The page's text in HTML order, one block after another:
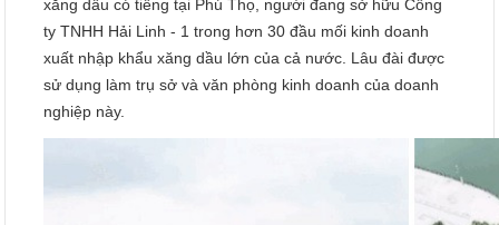
xăng dầu có tiếng tại Phú Thọ, người đang sở hữu Công
ty TNHH Hải Linh - 1 trong hơn 30 đầu mối kinh doanh
xuất nhập khẩu xăng dầu lớn của cả nước. Lâu đài được
sử dụng làm trụ sở và văn phòng kinh doanh của doanh
nghiệp này.